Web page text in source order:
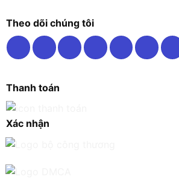
Theo dõi chúng tôi
Thanh toán
Xác nhận